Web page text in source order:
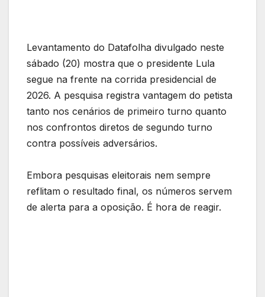
Levantamento do Datafolha divulgado neste
sábado (20) mostra que o presidente Lula
segue na frente na corrida presidencial de
2026. A pesquisa registra vantagem do petista
tanto nos cenários de primeiro turno quanto
nos confrontos diretos de segundo turno
contra possíveis adversários.
Embora pesquisas eleitorais nem sempre
reflitam o resultado final, os números servem
de alerta para a oposição. É hora de reagir.